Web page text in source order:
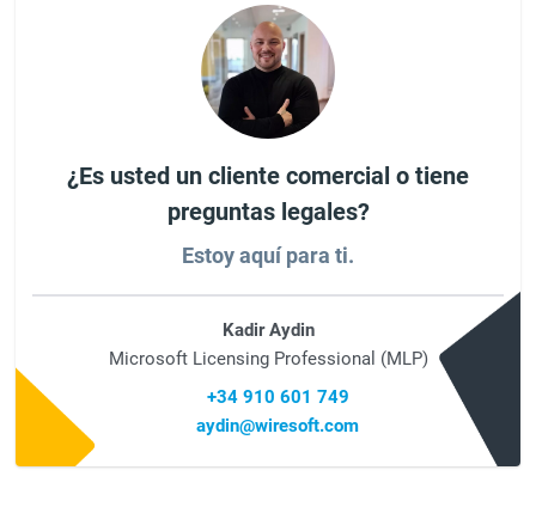
¿Es usted un cliente comercial o tiene
preguntas legales?
Estoy aquí para ti.
Kadir Aydin
Microsoft Licensing Professional (MLP)
+34 910 601 749
aydin@wiresoft.com